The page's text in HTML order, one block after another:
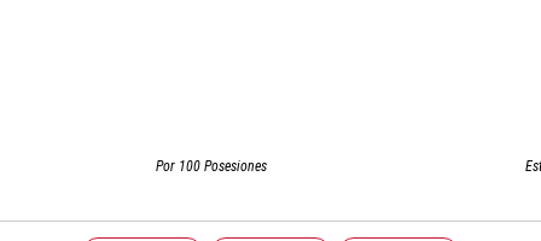
Por 100 Posesiones